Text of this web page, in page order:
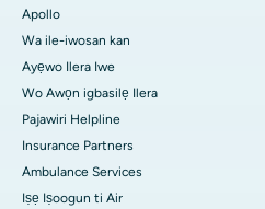
Apollo
Wa ile-iwosan kan
Ayẹwo Ilera Iwe
Wo Awọn igbasilẹ Ilera
Pajawiri Helpline
Insurance Partners
Ambulance Services
Iṣẹ Iṣoogun ti Air